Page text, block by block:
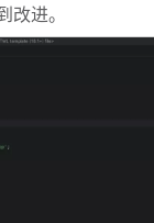
改进。